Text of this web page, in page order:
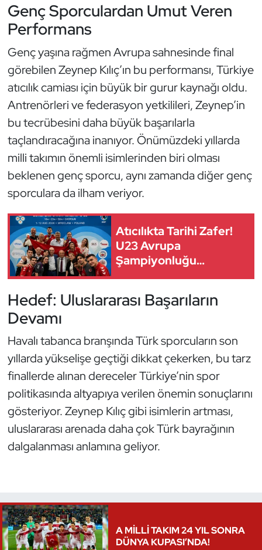
Genç Sporculardan Umut Veren
Performans
Genç yaşına rağmen Avrupa sahnesinde final
görebilen Zeynep Kılıç’ın bu performansı, Türkiye
atıcılık camiası için büyük bir gurur kaynağı oldu.
Antrenörleri ve federasyon yetkilileri, Zeynep’in
bu tecrübesini daha büyük başarılarla
taçlandıracağına inanıyor. Önümüzdeki yıllarda
milli takımın önemli isimlerinden biri olması
beklenen genç sporcu, aynı zamanda diğer genç
sporculara da ilham veriyor.
Atıcılıkta Tarihi Zafer!
U23 Avrupa
Şampiyonluğu
Hedef: Uluslararası Başarıların
Devamı
Havalı tabanca branşında Türk sporcuların son
yıllarda yükselişe geçtiği dikkat çekerken, bu tarz
finallerde alınan dereceler Türkiye’nin spor
politikasında altyapıya verilen önemin sonuçlarını
gösteriyor. Zeynep Kılıç gibi isimlerin artması,
uluslararası arenada daha çok Türk bayrağının
dalgalanması anlamına geliyor.
A MİLLİ TAKIM 24 YIL SONRA
DÜNYA KUPASI’NDA!
Kayak
Kempo
Kick Boks
Kürek
Masa Tenisi
Modern Pentatlon
Motor Sporları
Muay Thai
Okçuluk
Optimist
Oryantiring
Özel Sporcular
Paralimpik
Ragbi
Satranç
Su Topu
Tekvando
Tenis